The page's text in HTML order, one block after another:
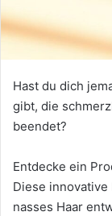
Hast du dich
gibt, die
beendet?
Entdecke ein
Diese
nasses Haar